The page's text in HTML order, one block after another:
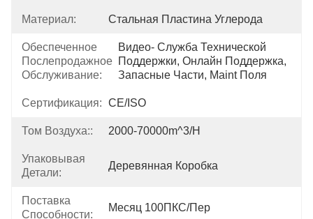
Материал: Стальная Пластина Углерода
Обеспеченное
Послепродажное
Обслуживание:
Видео- Служба Технической
Поддержки, Онлайн Поддержка,
Запасные Части, Maint Поля
Сертификация: CE/ISO
Том Воздуха:: 2000-70000m^3/h
Упаковывая
Детали:
Деревянная Коробка
Поставка
Способности:
Месяц 100ПКС/Пер